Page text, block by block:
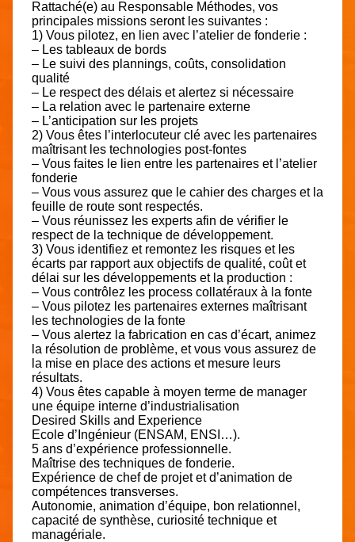
Rattaché(e) au Responsable Méthodes, vos
principales missions seront les suivantes :
1) Vous pilotez, en lien avec l’atelier de fonderie :
– Les tableaux de bords
– Le suivi des plannings, coûts, consolidation
qualité
– Le respect des délais et alertez si nécessaire
– La relation avec le partenaire externe
– L’anticipation sur les projets
2) Vous êtes l’interlocuteur clé avec les partenaires
maîtrisant les technologies post-fontes
– Vous faites le lien entre les partenaires et l’atelier
fonderie
– Vous vous assurez que le cahier des charges et la
feuille de route sont respectés.
– Vous réunissez les experts afin de vérifier le
respect de la technique de développement.
3) Vous identifiez et remontez les risques et les
écarts par rapport aux objectifs de qualité, coût et
délai sur les développements et la production :
– Vous contrôlez les process collatéraux à la fonte
– Vous pilotez les partenaires externes maîtrisant
les technologies de la fonte
– Vous alertez la fabrication en cas d’écart, animez
la résolution de problème, et vous vous assurez de
la mise en place des actions et mesure leurs
résultats.
4) Vous êtes capable à moyen terme de manager
une équipe interne d’industrialisation
Desired Skills and Experience
Ecole d’Ingénieur (ENSAM, ENSI…).
5 ans d’expérience professionnelle.
Maîtrise des techniques de fonderie.
Expérience de chef de projet et d’animation de
compétences transverses.
Autonomie, animation d’équipe, bon relationnel,
capacité de synthèse, curiosité technique et
managériale.